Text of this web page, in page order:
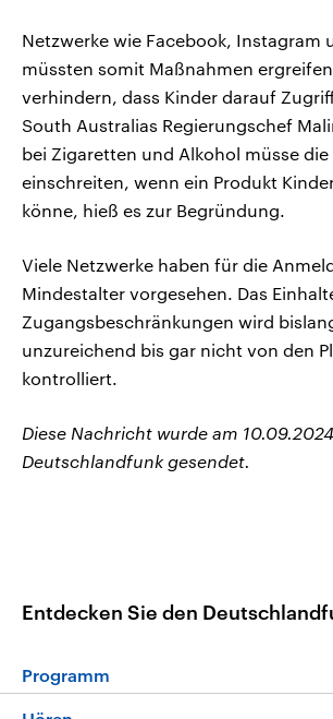
Netzwerke wie Facebook, Instagram
müssten somit Maßnahmen
verhindern, dass Kinder darauf
South Australias Regierungschef
bei Zigaretten und Alkohol müsse die
einschreiten, wenn ein Produkt
könne, hieß es zur Begründung.
Viele Netzwerke haben für die
Mindestalter vorgesehen. Das
Zugangsbeschränkungen wird
unzureichend bis gar nicht von den
kontrolliert.
Diese Nachricht wurde am
Deutschlandfunk gesendet.
Entdecken Sie den
Programm
Programm